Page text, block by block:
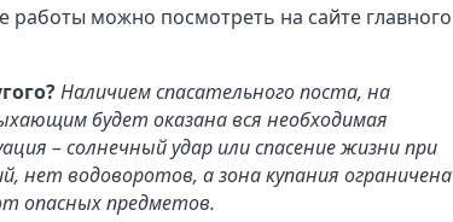
можно посмотреть на сайте главного
Наличием спасательного поста, на
будет оказана вся необходимая
– солнечный удар или спасение жизни при
нет водоворотов, а зона купания ограничена
опасных предметов.